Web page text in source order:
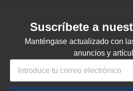
Suscríbete a
Manténgase actualizado con
anuncios y